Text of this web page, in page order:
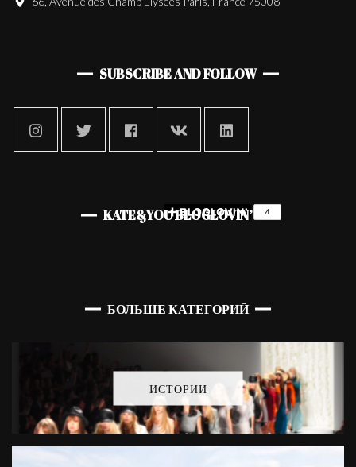
SUBSCRIBE AND FOLLOW
KATE&YOU BLOGLOVIN’
БОЛЬШЕ КАТЕГОРИЙ
ИСТОРИИ